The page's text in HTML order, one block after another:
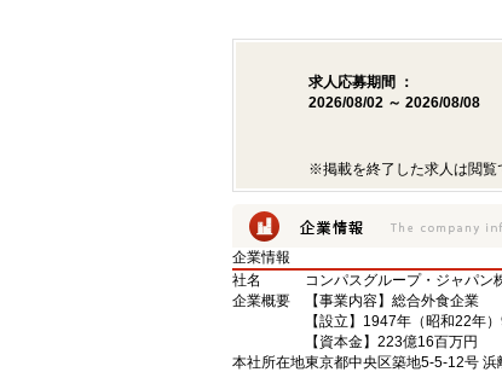
求人応募期間 ：
2026/08/02 ～ 2026/08/08
※掲載を終了した求人は閲覧
企業情報
社名
コンパスグループ・ジャパン
企業概要
【事業内容】総合外食企業
【設立】1947年（昭和22年
【資本金】223億16百万円
本社所在地東京都中央区築地5-5-12号